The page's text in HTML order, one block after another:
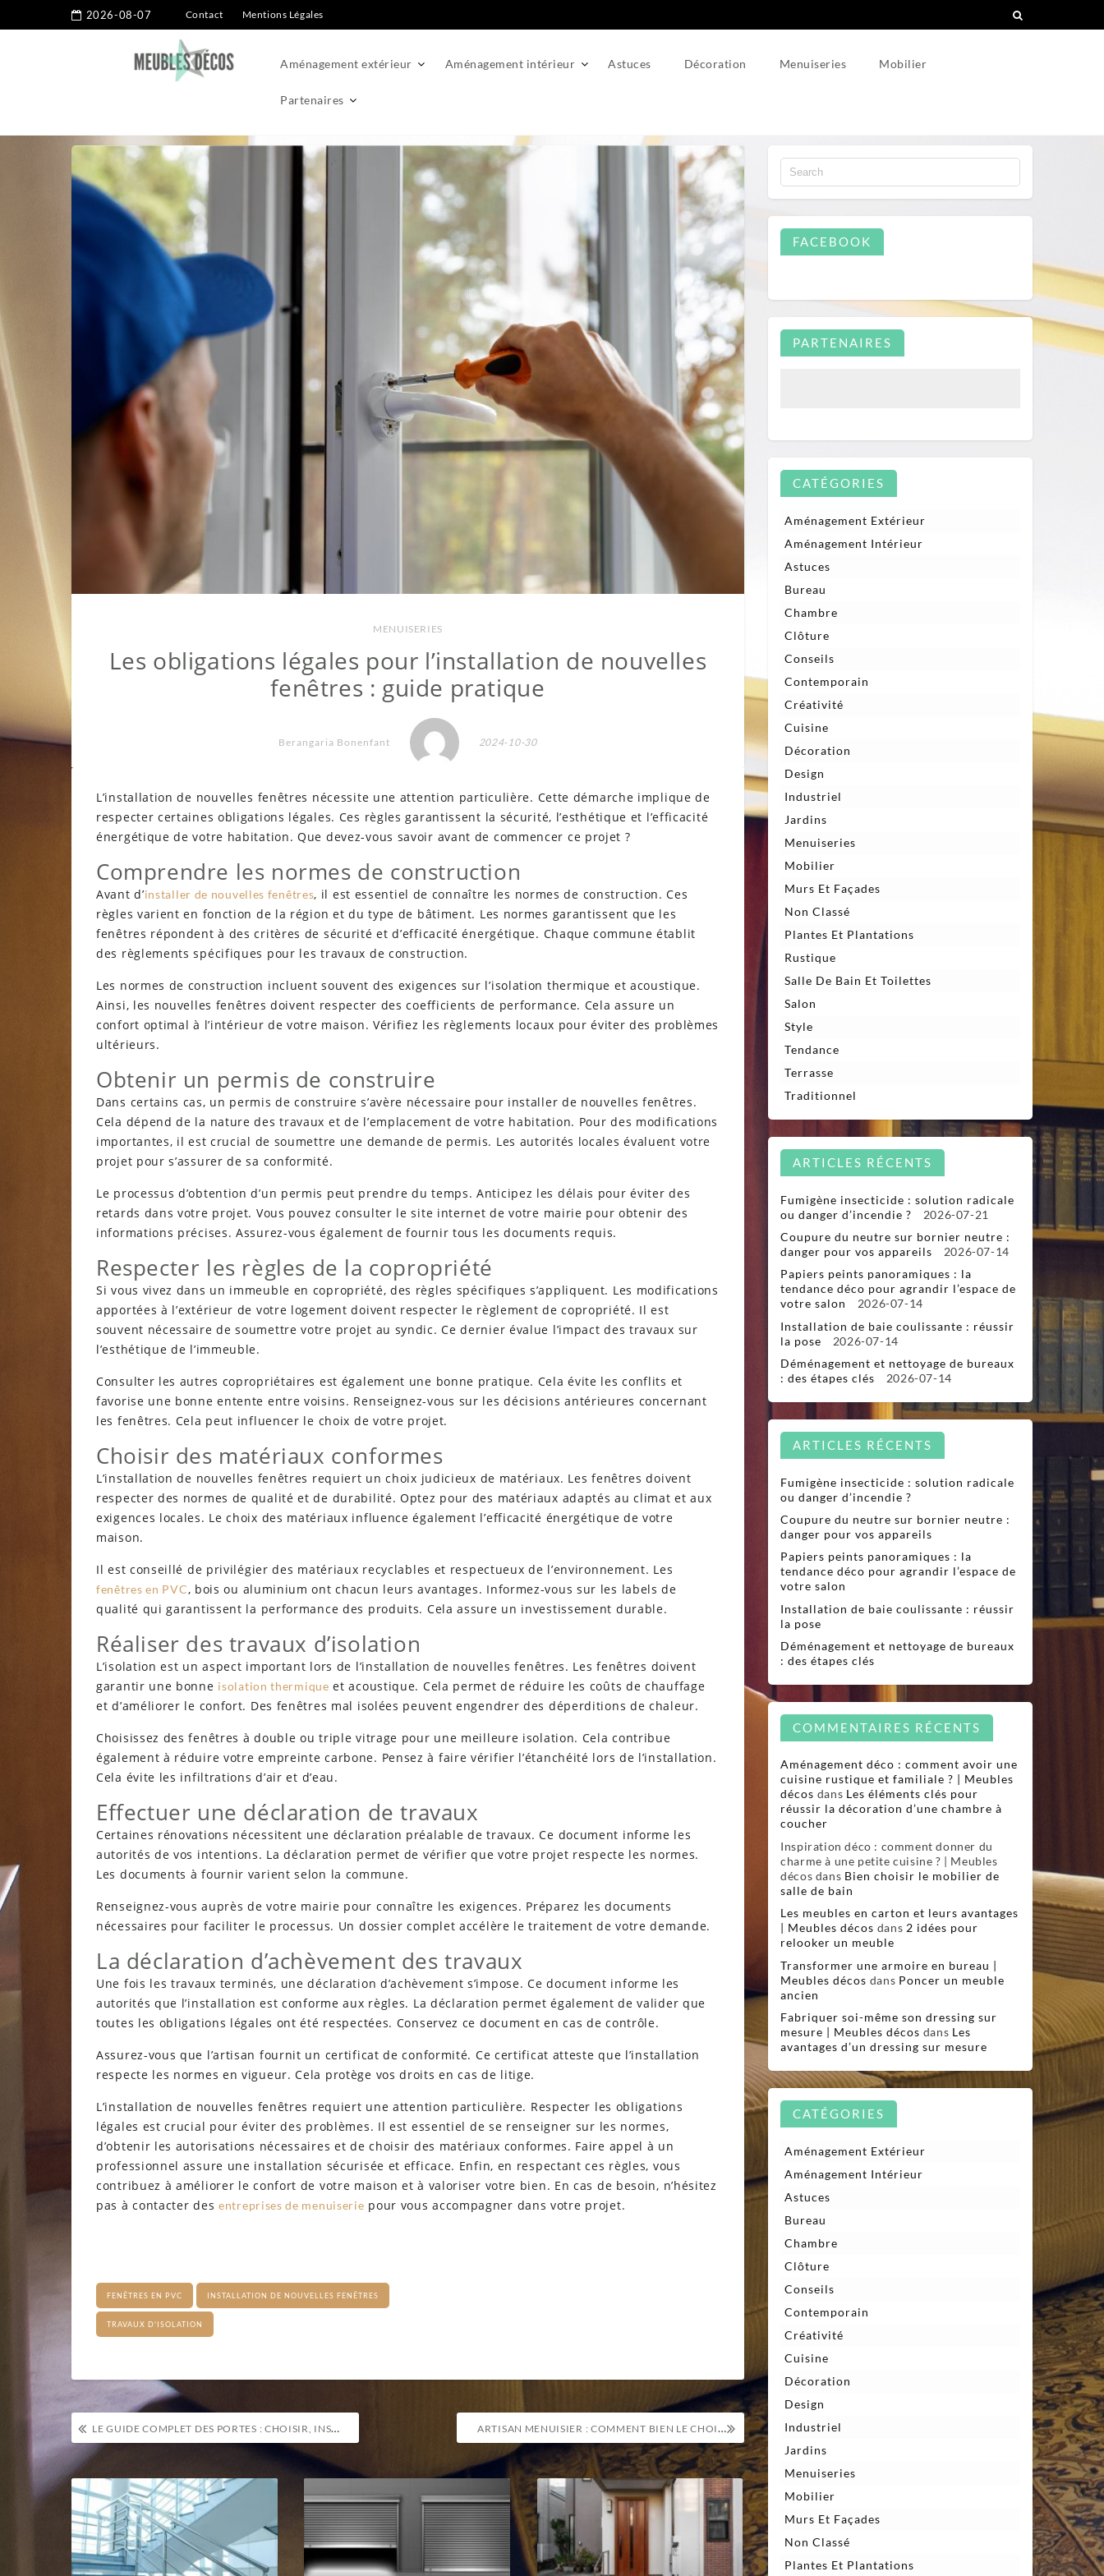
2026-08-07 Contact Mentions Légales
Aménagement extérieur Aménagement intérieur Astuces Décoration Menuiseries Mobilier
Partenaires
MENUISERIES
Les obligations légales pour l’installation de nouvelles
fenêtres : guide pratique
Berangaria Bonenfant 2024-10-30
L’installation de nouvelles fenêtres nécessite une attention particulière. Cette démarche implique de
respecter certaines obligations légales. Ces règles garantissent la sécurité, l’esthétique et l’efficacité
énergétique de votre habitation. Que devez-vous savoir avant de commencer ce projet ?
Comprendre les normes de construction
Avant d’installer de nouvelles fenêtres, il est essentiel de connaître les normes de construction. Ces
règles varient en fonction de la région et du type de bâtiment. Les normes garantissent que les
fenêtres répondent à des critères de sécurité et d’efficacité énergétique. Chaque commune établit
des règlements spécifiques pour les travaux de construction.
Les normes de construction incluent souvent des exigences sur l’isolation thermique et acoustique.
Ainsi, les nouvelles fenêtres doivent respecter des coefficients de performance. Cela assure un
confort optimal à l’intérieur de votre maison. Vérifiez les règlements locaux pour éviter des problèmes
ultérieurs.
Obtenir un permis de construire
Dans certains cas, un permis de construire s’avère nécessaire pour installer de nouvelles fenêtres.
Cela dépend de la nature des travaux et de l’emplacement de votre habitation. Pour des modifications
importantes, il est crucial de soumettre une demande de permis. Les autorités locales évaluent votre
projet pour s’assurer de sa conformité.
Le processus d’obtention d’un permis peut prendre du temps. Anticipez les délais pour éviter des
retards dans votre projet. Vous pouvez consulter le site internet de votre mairie pour obtenir des
informations précises. Assurez-vous également de fournir tous les documents requis.
Respecter les règles de la copropriété
Si vous vivez dans un immeuble en copropriété, des règles spécifiques s’appliquent. Les modifications
apportées à l’extérieur de votre logement doivent respecter le règlement de copropriété. Il est
souvent nécessaire de soumettre votre projet au syndic. Ce dernier évalue l’impact des travaux sur
l’esthétique de l’immeuble.
Consulter les autres copropriétaires est également une bonne pratique. Cela évite les conflits et
favorise une bonne entente entre voisins. Renseignez-vous sur les décisions antérieures concernant
les fenêtres. Cela peut influencer le choix de votre projet.
Choisir des matériaux conformes
L’installation de nouvelles fenêtres requiert un choix judicieux de matériaux. Les fenêtres doivent
respecter des normes de qualité et de durabilité. Optez pour des matériaux adaptés au climat et aux
exigences locales. Le choix des matériaux influence également l’efficacité énergétique de votre
maison.
Il est conseillé de privilégier des matériaux recyclables et respectueux de l’environnement. Les
fenêtres en PVC, bois ou aluminium ont chacun leurs avantages. Informez-vous sur les labels de
qualité qui garantissent la performance des produits. Cela assure un investissement durable.
Réaliser des travaux d’isolation
L’isolation est un aspect important lors de l’installation de nouvelles fenêtres. Les fenêtres doivent
garantir une bonne isolation thermique et acoustique. Cela permet de réduire les coûts de chauffage
et d’améliorer le confort. Des fenêtres mal isolées peuvent engendrer des déperditions de chaleur.
Choisissez des fenêtres à double ou triple vitrage pour une meilleure isolation. Cela contribue
également à réduire votre empreinte carbone. Pensez à faire vérifier l’étanchéité lors de l’installation.
Cela évite les infiltrations d’air et d’eau.
Effectuer une déclaration de travaux
Certaines rénovations nécessitent une déclaration préalable de travaux. Ce document informe les
autorités de vos intentions. La déclaration permet de vérifier que votre projet respecte les normes.
Les documents à fournir varient selon la commune.
Renseignez-vous auprès de votre mairie pour connaître les exigences. Préparez les documents
nécessaires pour faciliter le processus. Un dossier complet accélère le traitement de votre demande.
La déclaration d’achèvement des travaux
Une fois les travaux terminés, une déclaration d’achèvement s’impose. Ce document informe les
autorités que l’installation est conforme aux règles. La déclaration permet également de valider que
toutes les obligations légales ont été respectées. Conservez ce document en cas de contrôle.
Assurez-vous que l’artisan fournit un certificat de conformité. Ce certificat atteste que l’installation
respecte les normes en vigueur. Cela protège vos droits en cas de litige.
L’installation de nouvelles fenêtres requiert une attention particulière. Respecter les obligations
légales est crucial pour éviter des problèmes. Il est essentiel de se renseigner sur les normes,
d’obtenir les autorisations nécessaires et de choisir des matériaux conformes. Faire appel à un
professionnel assure une installation sécurisée et efficace. Enfin, en respectant ces règles, vous
contribuez à améliorer le confort de votre maison et à valoriser votre bien. En cas de besoin, n’hésitez
pas à contacter des entreprises de menuiserie pour vous accompagner dans votre projet.
FENÊTRES EN PVC INSTALLATION DE NOUVELLES FENÊTRES
TRAVAUX D'ISOLATION
Navigation
de
l’article
LE GUIDE COMPLET DES PORTES : CHOISIR, INSTALLER ET ENTRETENIR ARTISAN MENUISIER : COMMENT BIEN LE CHOISIR POUR VOS TRAVAUX ?
FACEBOOK
PARTENAIRES
CATÉGORIES
Aménagement Extérieur
Aménagement Intérieur
Astuces
Bureau
Chambre
Clôture
Conseils
Contemporain
Créativité
Cuisine
Décoration
Design
Industriel
Jardins
Menuiseries
Mobilier
Murs Et Façades
Non Classé
Plantes Et Plantations
Rustique
Salle De Bain Et Toilettes
Salon
Style
Tendance
Terrasse
Traditionnel
ARTICLES RÉCENTS
Fumigène insecticide : solution radicale
ou danger d’incendie ?
2026-07-21
Coupure du neutre sur bornier neutre :
danger pour vos appareils
2026-07-14
Papiers peints panoramiques : la
tendance déco pour agrandir l’espace de
votre salon
2026-07-14
Installation de baie coulissante : réussir
la pose
2026-07-14
Déménagement et nettoyage de bureaux
: des étapes clés
2026-07-14
ARTICLES RÉCENTS
Fumigène insecticide : solution radicale
ou danger d’incendie ?
Coupure du neutre sur bornier neutre :
danger pour vos appareils
Papiers peints panoramiques : la
tendance déco pour agrandir l’espace de
votre salon
Installation de baie coulissante : réussir
la pose
Déménagement et nettoyage de bureaux
: des étapes clés
COMMENTAIRES RÉCENTS
Aménagement déco : comment avoir une
cuisine rustique et familiale ? | Meubles
décos dans Les éléments clés pour
réussir la décoration d’une chambre à
coucher
Inspiration déco : comment donner du
charme à une petite cuisine ? | Meubles
décos dans Bien choisir le mobilier de
salle de bain
Les meubles en carton et leurs avantages
| Meubles décos dans 2 idées pour
relooker un meuble
Transformer une armoire en bureau |
Meubles décos dans Poncer un meuble
ancien
Fabriquer soi-même son dressing sur
mesure | Meubles décos dans Les
avantages d’un dressing sur mesure
CATÉGORIES
Aménagement Extérieur
Aménagement Intérieur
Astuces
Bureau
Chambre
Clôture
Conseils
Contemporain
Créativité
Cuisine
Décoration
Design
Industriel
Jardins
Menuiseries
Mobilier
Murs Et Façades
Non Classé
Plantes Et Plantations